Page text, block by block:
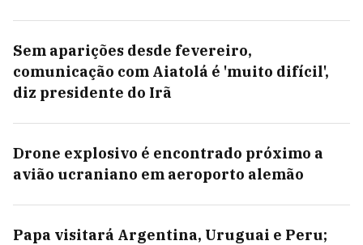
Sem aparições desde fevereiro,
comunicação com Aiatolá é 'muito difícil',
diz presidente do Irã
Drone explosivo é encontrado próximo a
avião ucraniano em aeroporto alemão
Papa visitará Argentina, Uruguai e Peru;